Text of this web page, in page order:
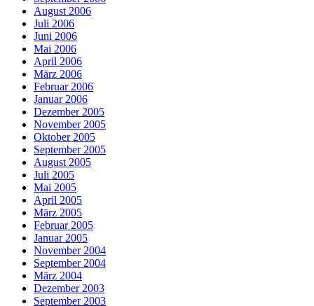
August 2006
Juli 2006
Juni 2006
Mai 2006
April 2006
März 2006
Februar 2006
Januar 2006
Dezember 2005
November 2005
Oktober 2005
September 2005
August 2005
Juli 2005
Mai 2005
April 2005
März 2005
Februar 2005
Januar 2005
November 2004
September 2004
März 2004
Dezember 2003
September 2003